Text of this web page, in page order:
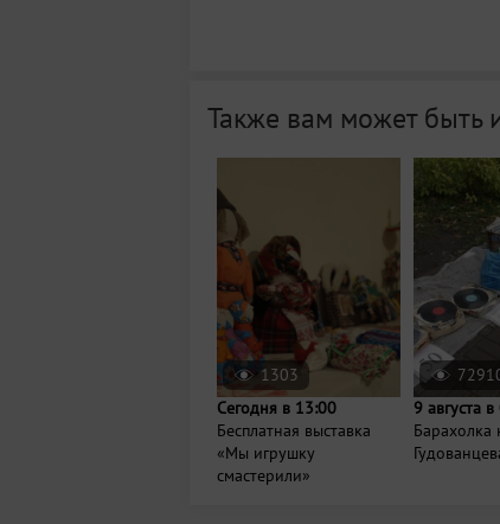
Также вам может быть
1303
Сегодня в 13:00
Бесплатная выставка
«Мы игрушку
смастерили»
9 августа
Барахолка